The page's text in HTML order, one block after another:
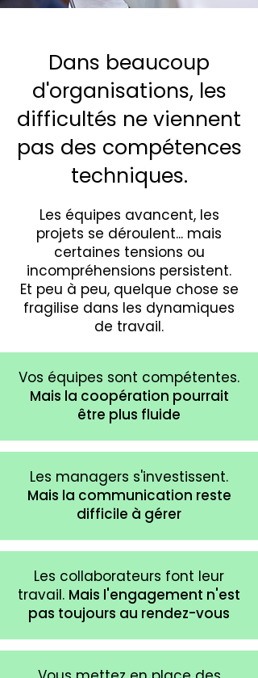
Dans beaucoup
d'organisations, les
difficultés ne viennent
pas des compétences
techniques.
Les équipes avancent, les
projets se déroulent... mais
certaines tensions ou
incompréhensions persistent.
Et peu à peu, quelque chose se
fragilise dans les dynamiques
de travail.
Vos équipes sont compétentes.
Mais la coopération pourrait
être plus fluide
Les managers s'investissent.
Mais la communication reste
difficile à gérer
Les collaborateurs font leur
travail. Mais l'engagement n'est
pas toujours au rendez-vous